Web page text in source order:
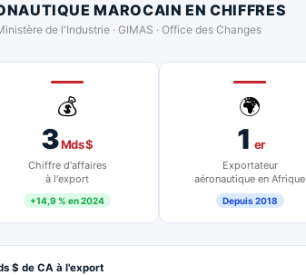
MAROCAIN EN CHIFFRES
de l'Industrie · GIMAS · Office des Changes
💰
3Mds $
Chiffre d'affaires
à l'export
+14,9 % en 2024
🌍
1 er
Exportateur
aéronautique en Afrique
Depuis 2018
$ de CA à l'export